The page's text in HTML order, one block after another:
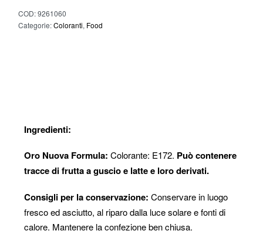
COD:9261060
Categorie:Coloranti, Food
Ingredienti:
Oro Nuova Formula:Colorante: E172. Può contenere
tracce di frutta a guscio e latte e loro derivati.
Consigli per la conservazione: Conservare in luogo
fresco ed asciutto, al riparo dalla luce solare e fonti di
calore. Mantenere la confezione ben chiusa.